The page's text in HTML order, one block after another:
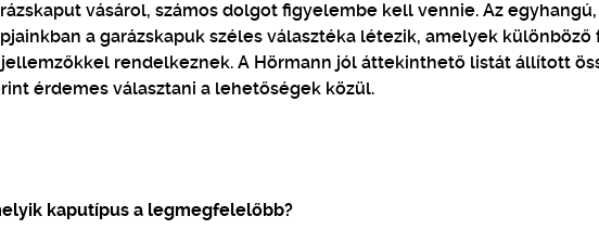
vásárol, számos dolgot figyelembe kell vennie. Az
a garázskapuk széles választéka létezik, amelyek különböző
rendelkeznek. A Hörmann jól áttekinthető listát állított
érdemes választani a lehetőségek közül.
kaputípus a legmegfelelőbb?